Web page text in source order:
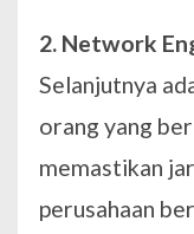
2. Network
Selanjutnya
orang yang
memastikan
perusahaan